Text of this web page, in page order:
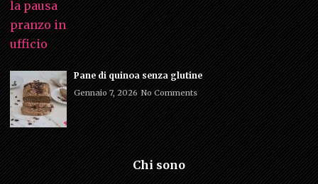
Pane di quinoa senza glutine
Gennaio 7, 2026 No Comments
Chi sono